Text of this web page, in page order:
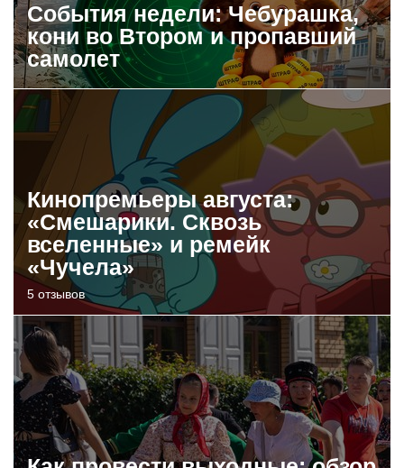
События недели: Чебурашка,
кони во Втором и пропавший
самолет
Кинопремьеры августа:
«Смешарики. Сквозь
вселенные» и ремейк
«Чучела»
5 отзывов